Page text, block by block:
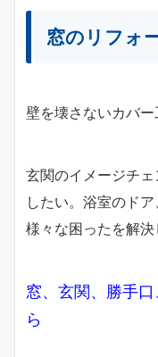
窓のリフォ
壁を壊さないカバー
玄関のイメージチ
したい。浴室のドア
様々な困ったを解決
窓、玄関、勝手
ら